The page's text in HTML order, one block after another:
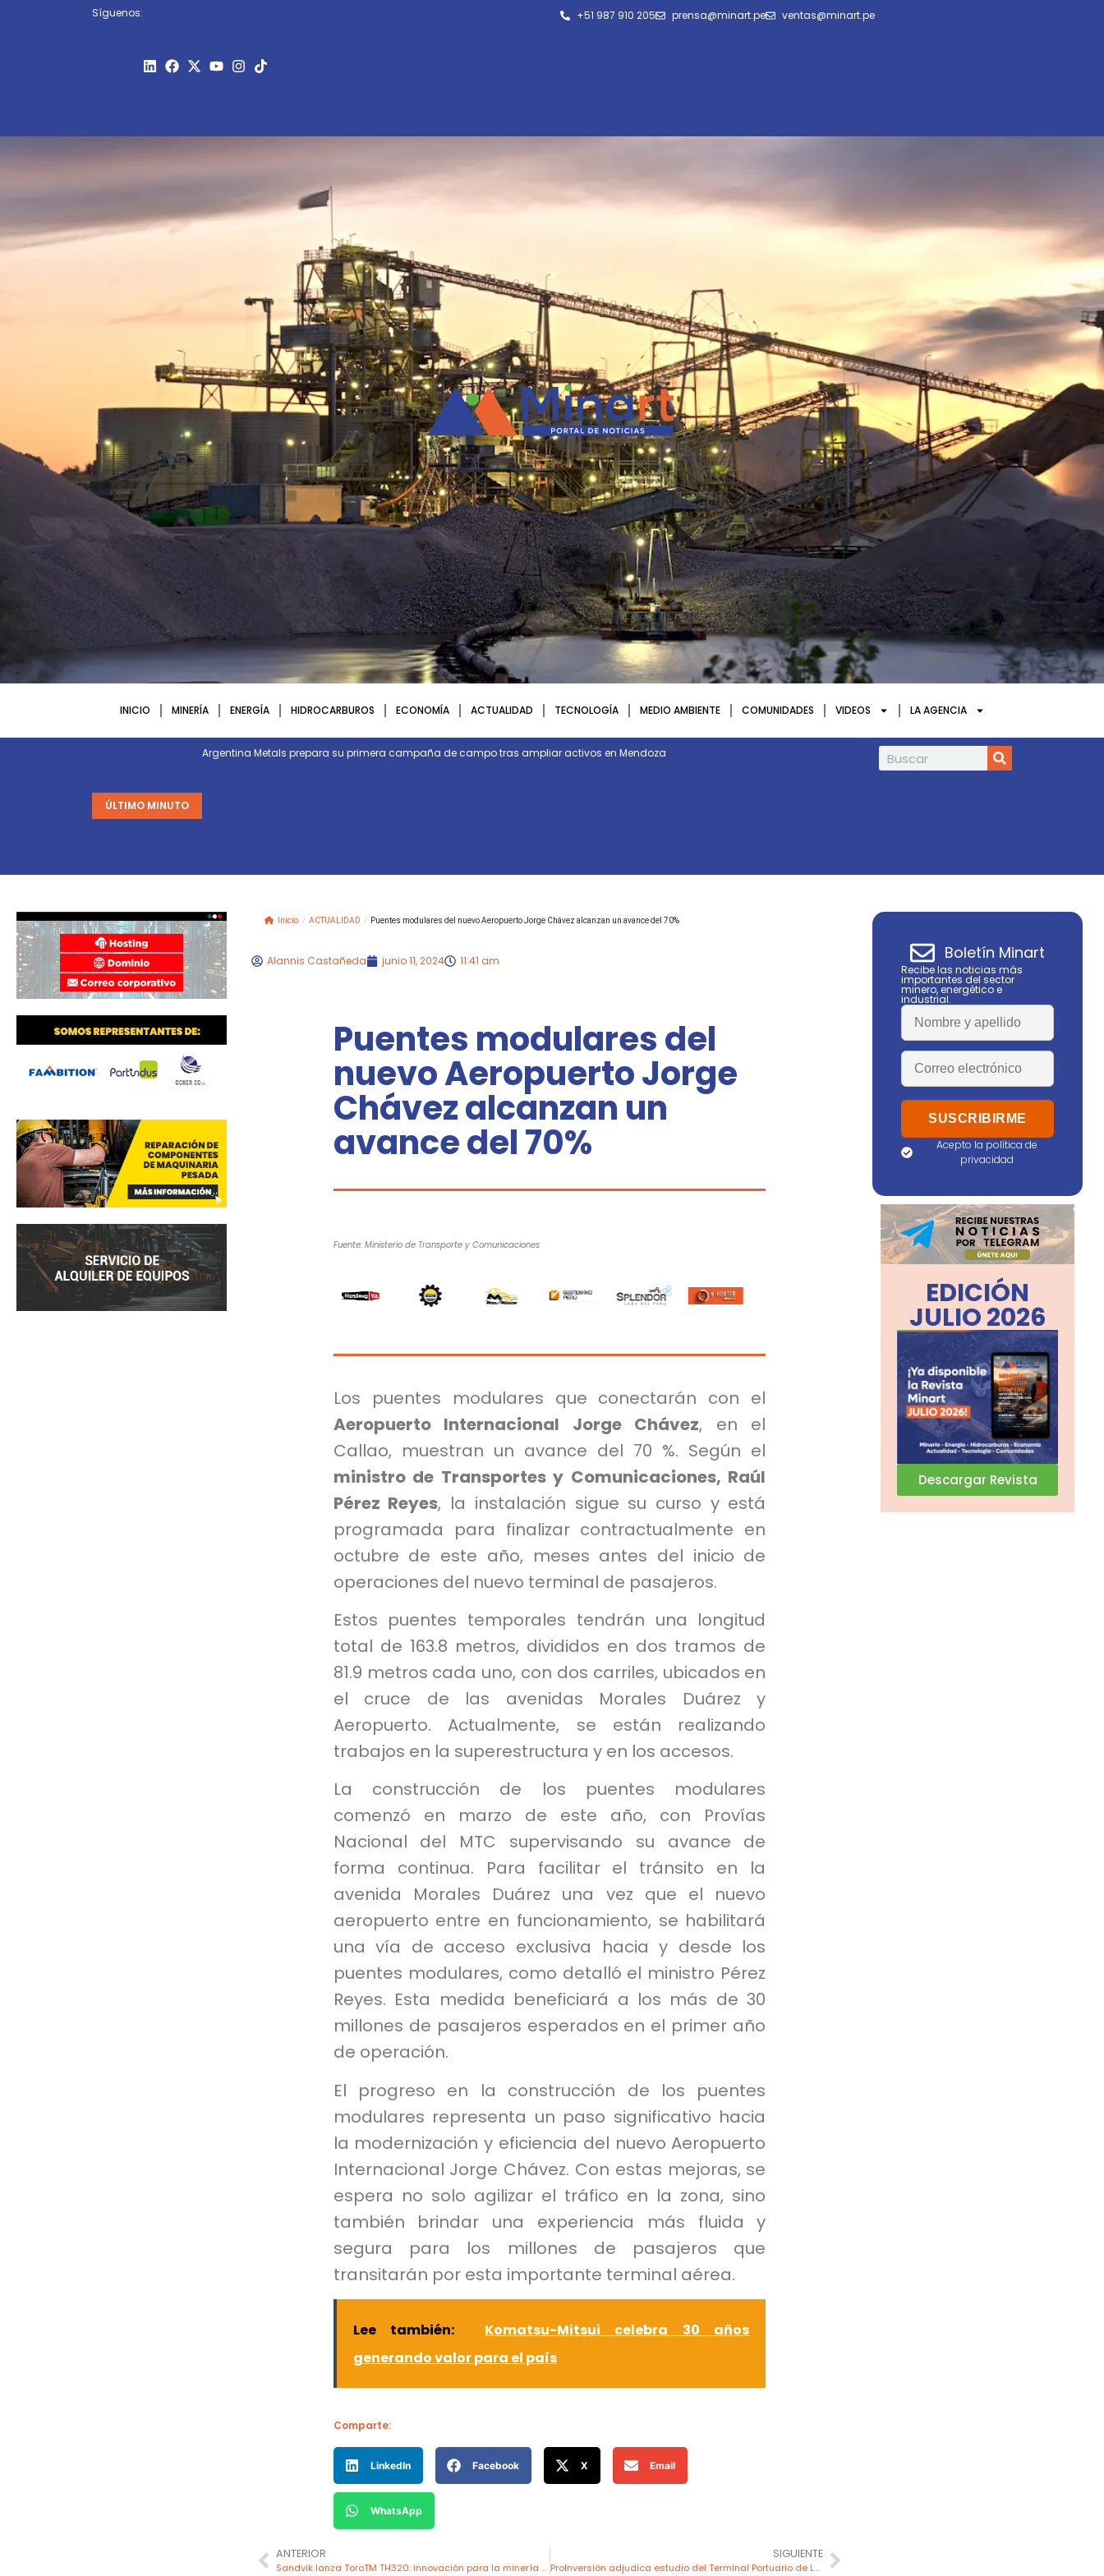
Síguenos: +51 987 910 205 prensa@minart.pe ventas@minart.pe
INICIO MINERÍA ENERGÍA HIDROCARBUROS ECONOMÍA ACTUALIDAD TECNOLOGÍA MEDIO AMBIENTE COMUNIDADES VIDEOS LA AGENCIA
ÚLTIMO MINUTO
Argentina Metals prepara su primera campaña de campo tras ampliar activos en Mendoza Infield Minerals amplía en 85% la
Inicio / ACTUALIDAD / Puentes modulares del nuevo Aeropuerto Jorge Chávez alcanzan un avance del 70%
Alannis Castañeda junio 11, 2024 11:41 am
Puentes modulares del
nuevo Aeropuerto Jorge
Chávez alcanzan un
avance del 70%
Fuente: Ministerio de Transporte y Comunicaciones
Los puentes modulares que conectarán con el
Aeropuerto Internacional Jorge Chávez, en el
Callao, muestran un avance del 70 %. Según el
ministro de Transportes y Comunicaciones, Raúl
Pérez Reyes, la instalación sigue su curso y está
programada para finalizar contractualmente en
octubre de este año, meses antes del inicio de
operaciones del nuevo terminal de pasajeros.
Estos puentes temporales tendrán una longitud
total de 163.8 metros, divididos en dos tramos de
81.9 metros cada uno, con dos carriles, ubicados en
el cruce de las avenidas Morales Duárez y
Aeropuerto. Actualmente, se están realizando
trabajos en la superestructura y en los accesos.
La construcción de los puentes modulares
comenzó en marzo de este año, con Provías
Nacional del MTC supervisando su avance de
forma continua. Para facilitar el tránsito en la
avenida Morales Duárez una vez que el nuevo
aeropuerto entre en funcionamiento, se habilitará
una vía de acceso exclusiva hacia y desde los
puentes modulares, como detalló el ministro Pérez
Reyes. Esta medida beneficiará a los más de 30
millones de pasajeros esperados en el primer año
de operación.
El progreso en la construcción de los puentes
modulares representa un paso significativo hacia
la modernización y eficiencia del nuevo Aeropuerto
Internacional Jorge Chávez. Con estas mejoras, se
espera no solo agilizar el tráfico en la zona, sino
también brindar una experiencia más fluida y
segura para los millones de pasajeros que
transitarán por esta importante terminal aérea.
Lee también:
Komatsu-Mitsui celebra 30 años
generando valor para el país
Comparte:
LinkedIn Facebook X Email
WhatsApp
ANTERIOR
Sandvik lanza ToroTM TH320: innovación para la minería subterránea
SIGUIENTE
ProInversión adjudica estudio del Terminal Portuario de Lambayeque
Boletín Minart
Recibe las noticias más
importantes del sector
minero, energético e
industrial.
Acepto la política de
privacidad
EDICIÓN
JULIO 2026
Descargar Revista